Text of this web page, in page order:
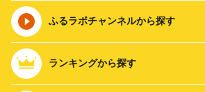
ふるラボチャンネルから探す
ランキングから探す